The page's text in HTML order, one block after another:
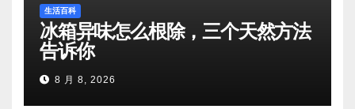
生活百科
冰箱异味怎么根除，三个天然方法
告诉你
8 月 8, 2026